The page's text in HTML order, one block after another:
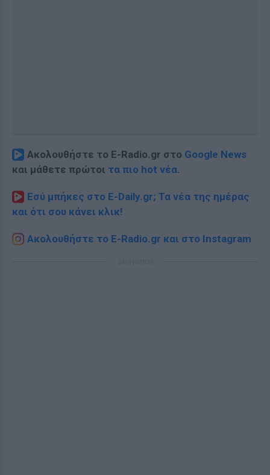
Ακολουθήστε το E-Radio.gr στο Google News
και μάθετε πρώτοι τα πιο hot νέα.
Εσύ μπήκες στο E-Daily.gr; Τα νέα της ημέρας
και ότι σου κάνει κλικ!
Ακολουθήστε το E-Radio.gr και στο Instagram